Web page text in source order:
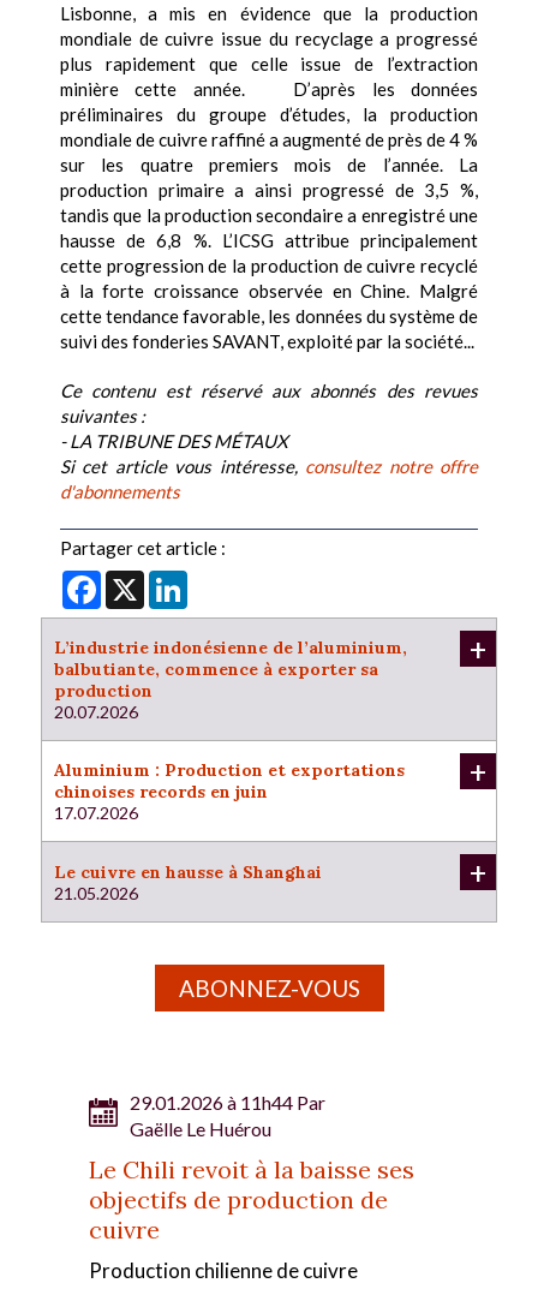
Lisbonne, a mis en évidence que la production
mondiale de cuivre issue du recyclage a progressé
plus rapidement que celle issue de l’extraction
minière cette année. D’après les données
préliminaires du groupe d’études, la production
mondiale de cuivre raffiné a augmenté de près de 4 %
sur les quatre premiers mois de l’année. La
production primaire a ainsi progressé de 3,5 %,
tandis que la production secondaire a enregistré une
hausse de 6,8 %. L’ICSG attribue principalement
cette progression de la production de cuivre recyclé
à la forte croissance observée en Chine. Malgré
cette tendance favorable, les données du système de
suivi des fonderies SAVANT, exploité par la société...
Ce contenu est réservé aux abonnés des revues
suivantes :
- LA TRIBUNE DES MÉTAUX
Si cet article vous intéresse, consultez notre offre
d'abonnements
Partager cet article :
Facebook
X
L’industrie indonésienne de l’aluminium,
balbutiante, commence à exporter sa
production
20.07.2026
+
Aluminium : Production et exportations
chinoises records en juin
17.07.2026
+
Le cuivre en hausse à Shanghai
21.05.2026
+
ABONNEZ-VOUS
29.01.2026 à 11h44 Par
Gaëlle Le Huérou
Le Chili revoit à la baisse ses
objectifs de production de
cuivre
Production chilienne de cuivre